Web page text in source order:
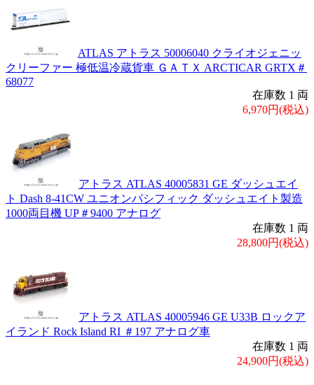
ATLAS アトラス 50006040 クライオジェニッ
クリーファー 極低温冷蔵貨車 ＧＡＴＸ ARCTICAR GRTX＃
68077
在庫数 1 両
6,970円(税込)
アトラス ATLAS 40005831 GE ダッシュエイ
ト Dash 8-41CW ユニオンパシフィック ダッシュエイト製造
1000両目機 UP＃9400 アナログ
在庫数 1 両
28,800円(税込)
アトラス ATLAS 40005946 GE U33B ロックア
イランド Rock Island RI ＃197 アナログ車
在庫数 1 両
24,900円(税込)